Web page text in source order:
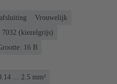
Vrouwelijk
7032 (kiezelgrijs)
16 B
... 2.5 mm²